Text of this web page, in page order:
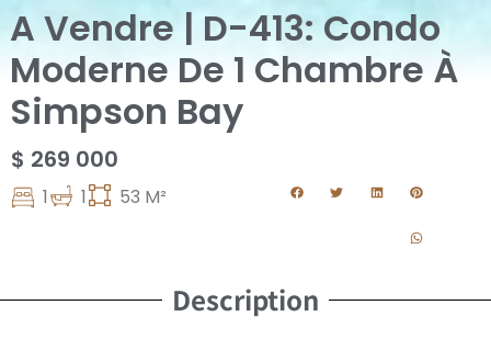
1 1 53 M²
$ 269 000
A Vendre | D-413: Condo
Moderne De 1 Chambre À
Simpson Bay
Description